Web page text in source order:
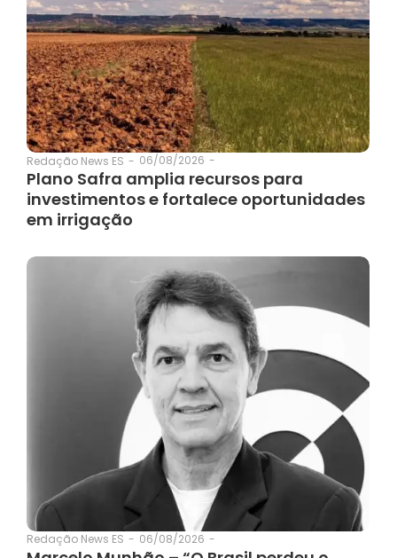
Redação News ES - 06/08/2026 -
Plano Safra amplia recursos para
investimentos e fortalece oportunidades
em irrigação
Redação News ES - 06/08/2026 -